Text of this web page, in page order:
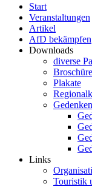
Start
Veranstaltungen
Artikel
AfD bekämpfen
Downloads
diverse
Plakate
Links
Touristik